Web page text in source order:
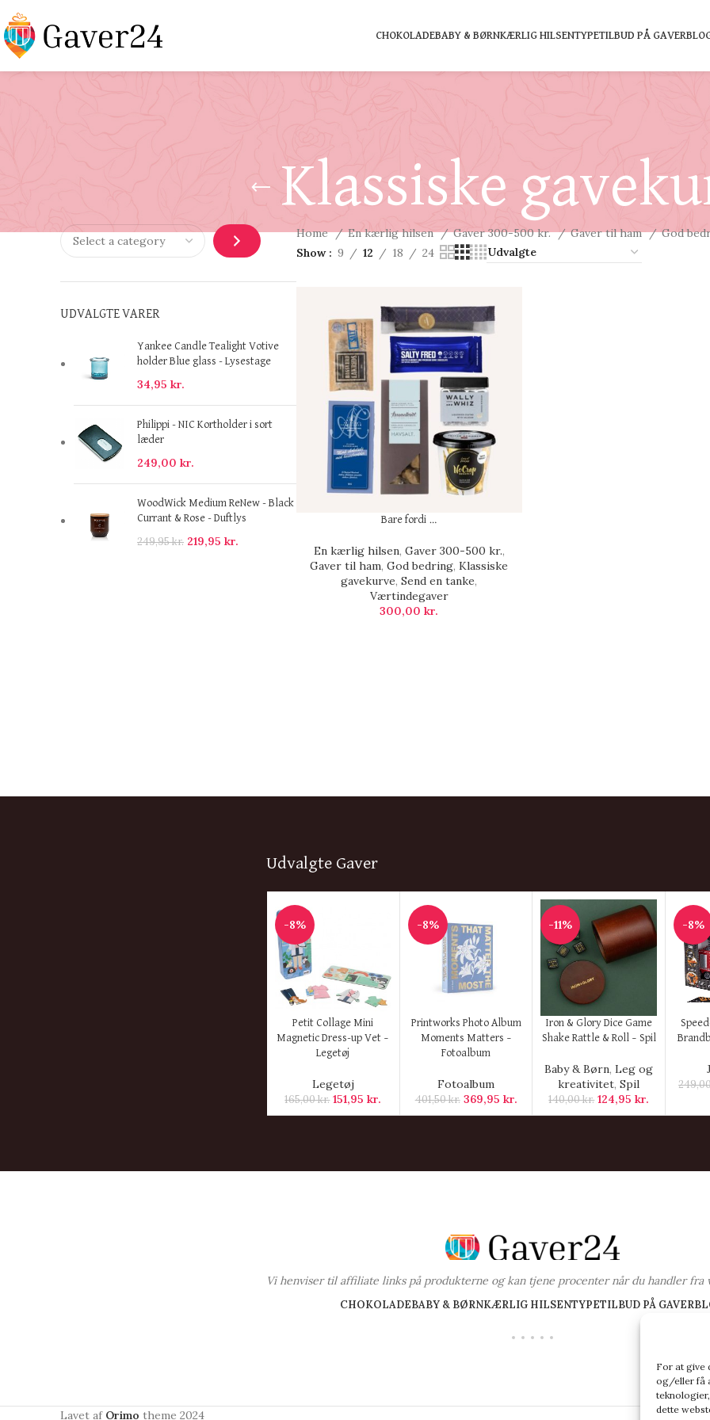
For at give
og/eller få
dette
CHOKOLADEBABY & BØRNKÆRLIG HILSENTYPETILBUD PÅ GAVER
Klassiske
UDVALGTE VARER
Yankee Candle Tealight Votive
holder Blue glass - Lysestage
34,95 kr.
Philippi - NIC Kortholder i sort
læder
249,00 kr.
WoodWick Medium ReNew - Black
Currant & Rose - Duftlys
249,95kr. 219,95 kr.
Home En kærlig hilsen Gaver 300-500 kr. Gaver til ham God
Show
9 12 18 24
Bare fordi …
En kærlig hilsen, Gaver 300-500 kr.,
Gaver til ham,God bedring,Klassiske
gavekurve,Send en tanke,
Værtindegaver
300,00kr.
Udvalgte Gaver
-8%
KØB HER
Petit Collage Mini
Magnetic Dress-up Vet –
Legetøj
Legetøj
165,00kr. 151,95kr.
-8%
KØB HER
Printworks Photo Album
Moments Matters –
Fotoalbum
Fotoalbum
401,50kr. 369,95 kr.
-11%
KØB HER
Iron & Glory Dice Game
Shake Rattle & Roll – Spil
Baby & Børn,Leg og
kreativitet,Spil
140,00kr. 124,95kr.
-8%
KØB
Vi henviser til affiliate links på produkterne og kan tjene procenter når du handler fra
CHOKOLADEBABY & BØRNKÆRLIG HILSENTYPETILBUD PÅ GAVER
Lavet af Orimo theme 2024